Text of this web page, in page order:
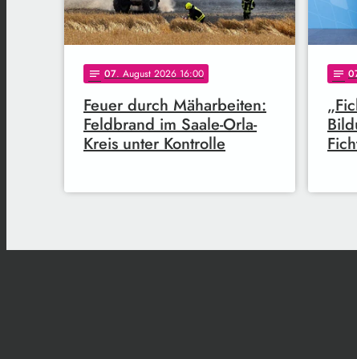
notes 07. August 2026 16:00
Feuer durch Mäharbeiten:
Feldbrand im Saale-Orla-
Kreis unter Kontrolle
notes